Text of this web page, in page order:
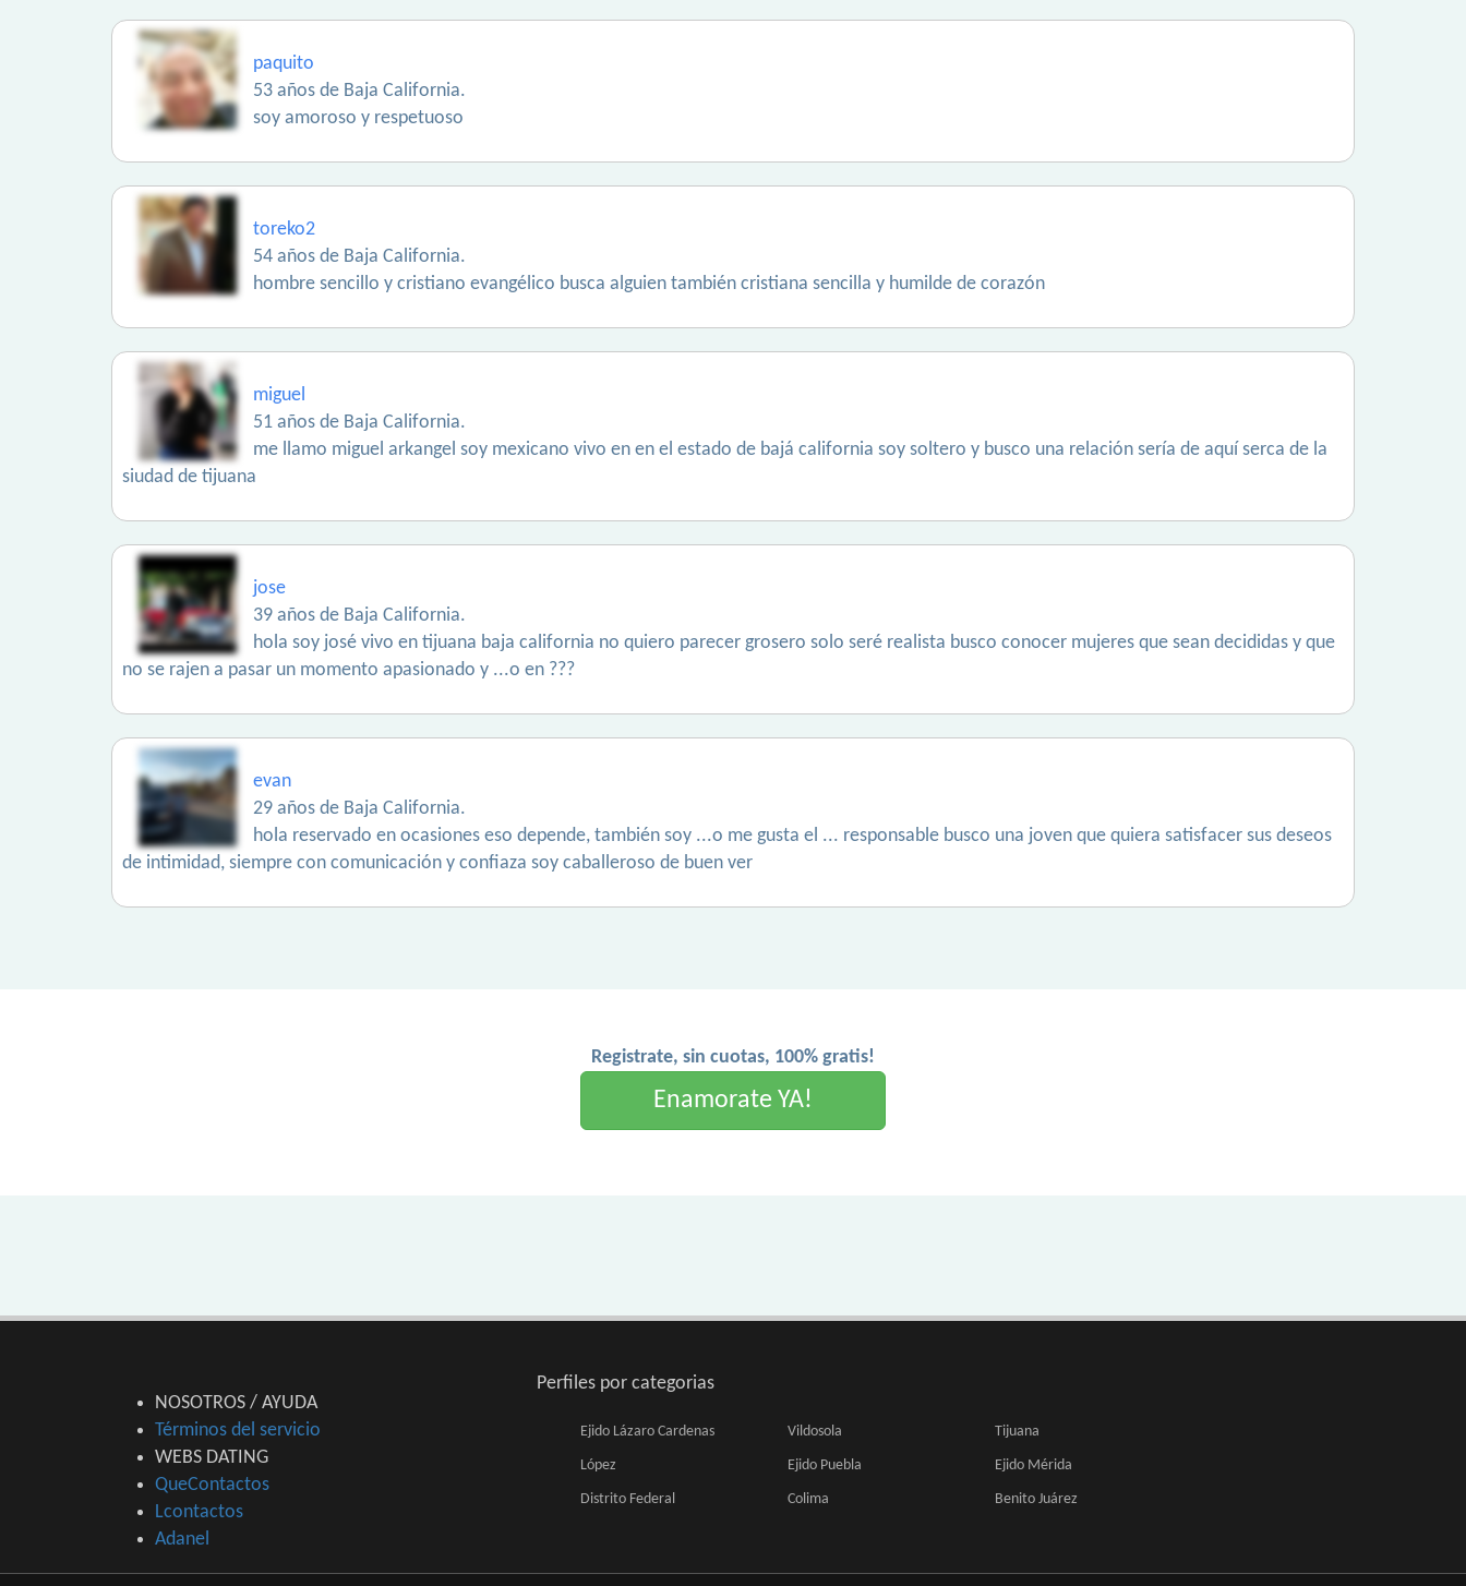
paquito
53 años de Baja California.
soy amoroso y respetuoso
toreko2
54 años de Baja California.
hombre sencillo y cristiano evangélico busca alguien también cristiana sencilla y humilde de corazón
miguel
51 años de Baja California.
me llamo miguel arkangel soy mexicano vivo en en el estado de bajá california soy soltero y busco una relación sería de aquí serca de la
siudad de tijuana
jose
39 años de Baja California.
hola soy josé vivo en tijuana baja california no quiero parecer grosero solo seré realista busco conocer mujeres que sean decididas y que
no se rajen a pasar un momento apasionado y ...o en ???
evan
29 años de Baja California.
hola reservado en ocasiones eso depende, también soy ...o me gusta el ... responsable busco una joven que quiera satisfacer sus deseos
de intimidad, siempre con comunicación y confiaza soy caballeroso de buen ver
Registrate, sin cuotas, 100% gratis!
Enamorate YA!
NOSOTROS / AYUDA
Términos del servicio
WEBS DATING
QueContactos
Lcontactos
Adanel
Perfiles por categorias
Ejido Lázaro Cardenas Vildosola Tijuana
López Ejido Puebla Ejido Mérida
Distrito Federal Colima Benito Juárez